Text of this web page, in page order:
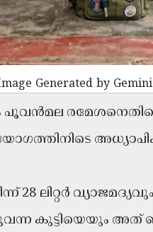
Generated by Gemini
പൂവൻമല
28 ലിറ്റർ
കുട്ടിയെയും അത്